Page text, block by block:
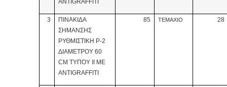
ANTIGRAFFITI
3
ΠΙΝΑΚΙΔA
ΣΗΜΑΝΣΗΣ
ΡΥΘΜΙΣΤΙΚH P-2
ΔΙΑΜΕΤΡΟΥ 60
CM ΤΥΠΟΥ ΙΙ ΜΕ
ANTIGRAFFITI
85 ΤΕΜΑΧΙΟ 28